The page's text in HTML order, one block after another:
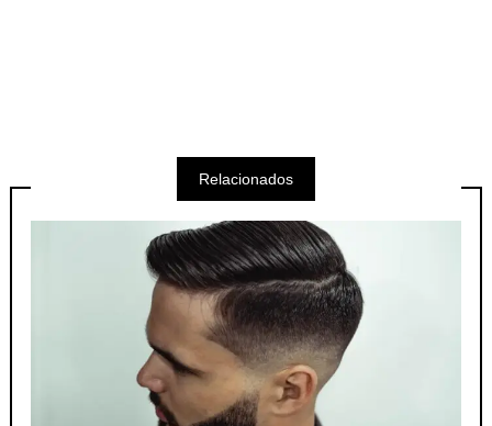
Relacionados